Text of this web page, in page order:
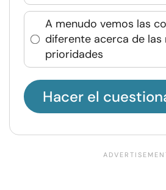
A menudo vemos las
diferente acerca de las
prioridades
Hacer el